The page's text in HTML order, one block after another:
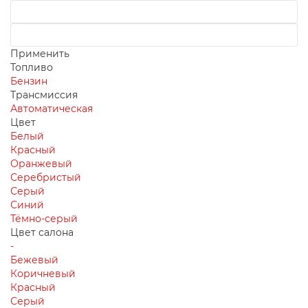
Применить
Топливо
Бензин
Трансмиссия
Автоматическая
Цвет
Белый
Красный
Оранжевый
Серебристый
Серый
Синий
Тёмно-серый
Цвет салона
-
Бежевый
Коричневый
Красный
Серый